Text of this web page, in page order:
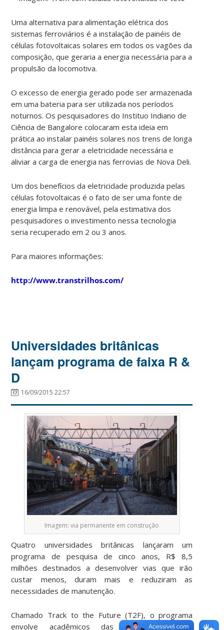
Uma alternativa para alimentação elétrica dos
sistemas ferroviários é a instalação de painéis de
células fotovoltaicas solares em todos os vagões da
composição, que geraria a energia necessária para a
propulsão da locomotiva.
O excesso de energia gerado pode ser armazenada
em uma bateria para ser utilizada nos períodos
noturnos. Os pesquisadores do Instituo Indiano de
Ciência de Bangalore colocaram esta ideia em
prática ao instalar painéis solares nos trens de longa
distância para gerar a eletricidade necessária e
aliviar a carga de energia nas ferrovias de Nova Deli.
Um dos benefícios da eletricidade produzida pelas
células fotovoltaicas é o fato de ser uma fonte de
energia limpa e renovável, pela estimativa dos
pesquisadores o investimento nessa tecnologia
seria recuperado em 2 ou 3 anos.
Para maiores informações:
http://www.transtrilhos.com/
Universidades britânicas
lançam programa de faixa R &
D
16/09/2015 22:57
Imagem: via permanente em construção
Quatro universidades britânicas lançaram um
programa de pesquisa de cinco anos, R$ 8,5
milhões destinados a desenvolver vias que irão
custar menos, duram mais e reduziram as
necessidades de manutenção.
Chamado Track to the Future (T2F), o programa
envolve acadêmicos das universidades de